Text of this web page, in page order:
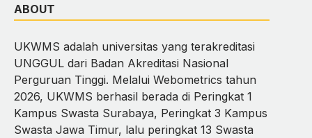
ABOUT
UKWMS adalah universitas yang terakreditasi
UNGGUL dari Badan Akreditasi Nasional
Perguruan Tinggi. Melalui Webometrics tahun
2026, UKWMS berhasil berada di Peringkat 1
Kampus Swasta Surabaya, Peringkat 3 Kampus
Swasta Jawa Timur, lalu peringkat 13 Swasta